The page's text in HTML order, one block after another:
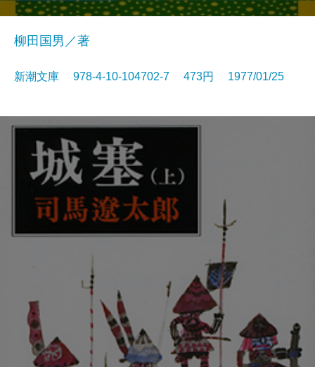
柳田国男／著
新潮文庫 978-4-10-104702-7 473円 1977/01/25